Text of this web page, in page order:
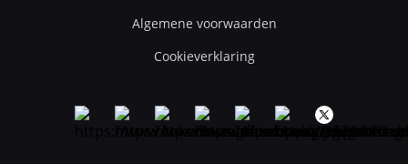
Algemene voorwaarden
Cookieverklaring